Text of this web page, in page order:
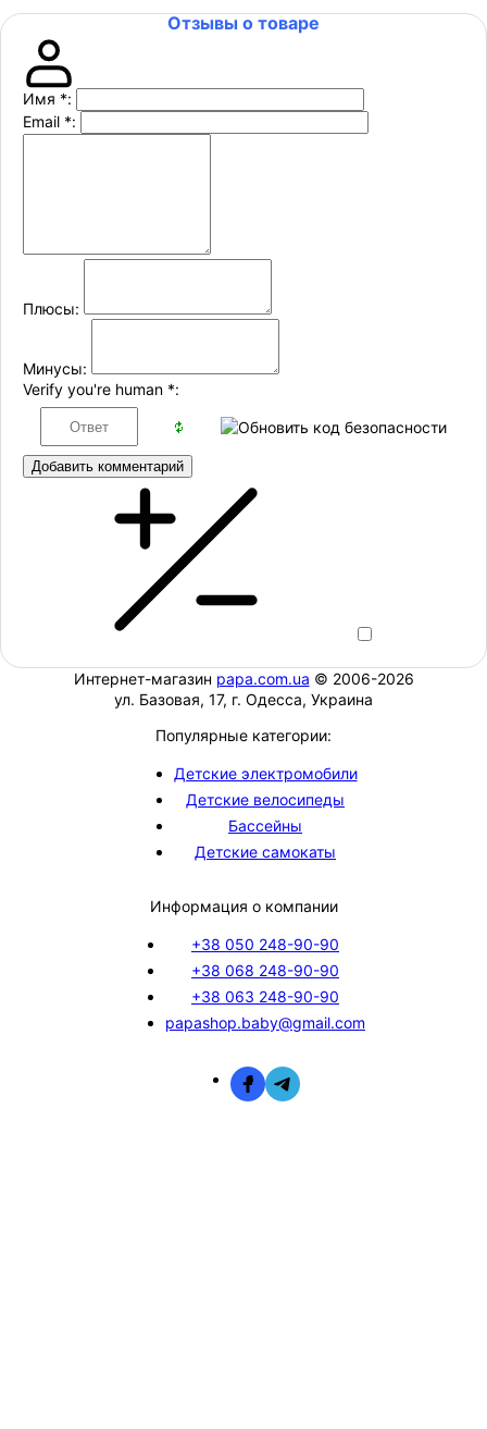
Отзывы о товаре
Имя *:
Email *:
Плюсы:
Минусы:
Verify you're human *:
Добавить комментарий
Интернет-магазин papa.com.ua © 2006-2026
ул. Базовая, 17, г. Одесса, Украина
Популярные категории:
Детские электромобили
Детские велосипеды
Бассейны
Детские самокаты
Информация о компании
+38 050 248-90-90
+38 068 248-90-90
+38 063 248-90-90
papashop.baby@gmail.com